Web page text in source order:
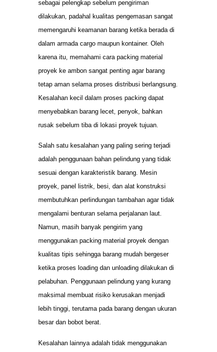
sebagai pelengkap sebelum pengiriman
dilakukan, padahal kualitas pengemasan sangat
memengaruhi keamanan barang ketika berada di
dalam armada cargo maupun kontainer. Oleh
karena itu, memahami cara packing material
proyek ke ambon sangat penting agar barang
tetap aman selama proses distribusi berlangsung.
Kesalahan kecil dalam proses packing dapat
menyebabkan barang lecet, penyok, bahkan
rusak sebelum tiba di lokasi proyek tujuan.
Salah satu kesalahan yang paling sering terjadi
adalah penggunaan bahan pelindung yang tidak
sesuai dengan karakteristik barang. Mesin
proyek, panel listrik, besi, dan alat konstruksi
membutuhkan perlindungan tambahan agar tidak
mengalami benturan selama perjalanan laut.
Namun, masih banyak pengirim yang
menggunakan packing material proyek dengan
kualitas tipis sehingga barang mudah bergeser
ketika proses loading dan unloading dilakukan di
pelabuhan. Penggunaan pelindung yang kurang
maksimal membuat risiko kerusakan menjadi
lebih tinggi, terutama pada barang dengan ukuran
besar dan bobot berat.
Kesalahan lainnya adalah tidak menggunakan